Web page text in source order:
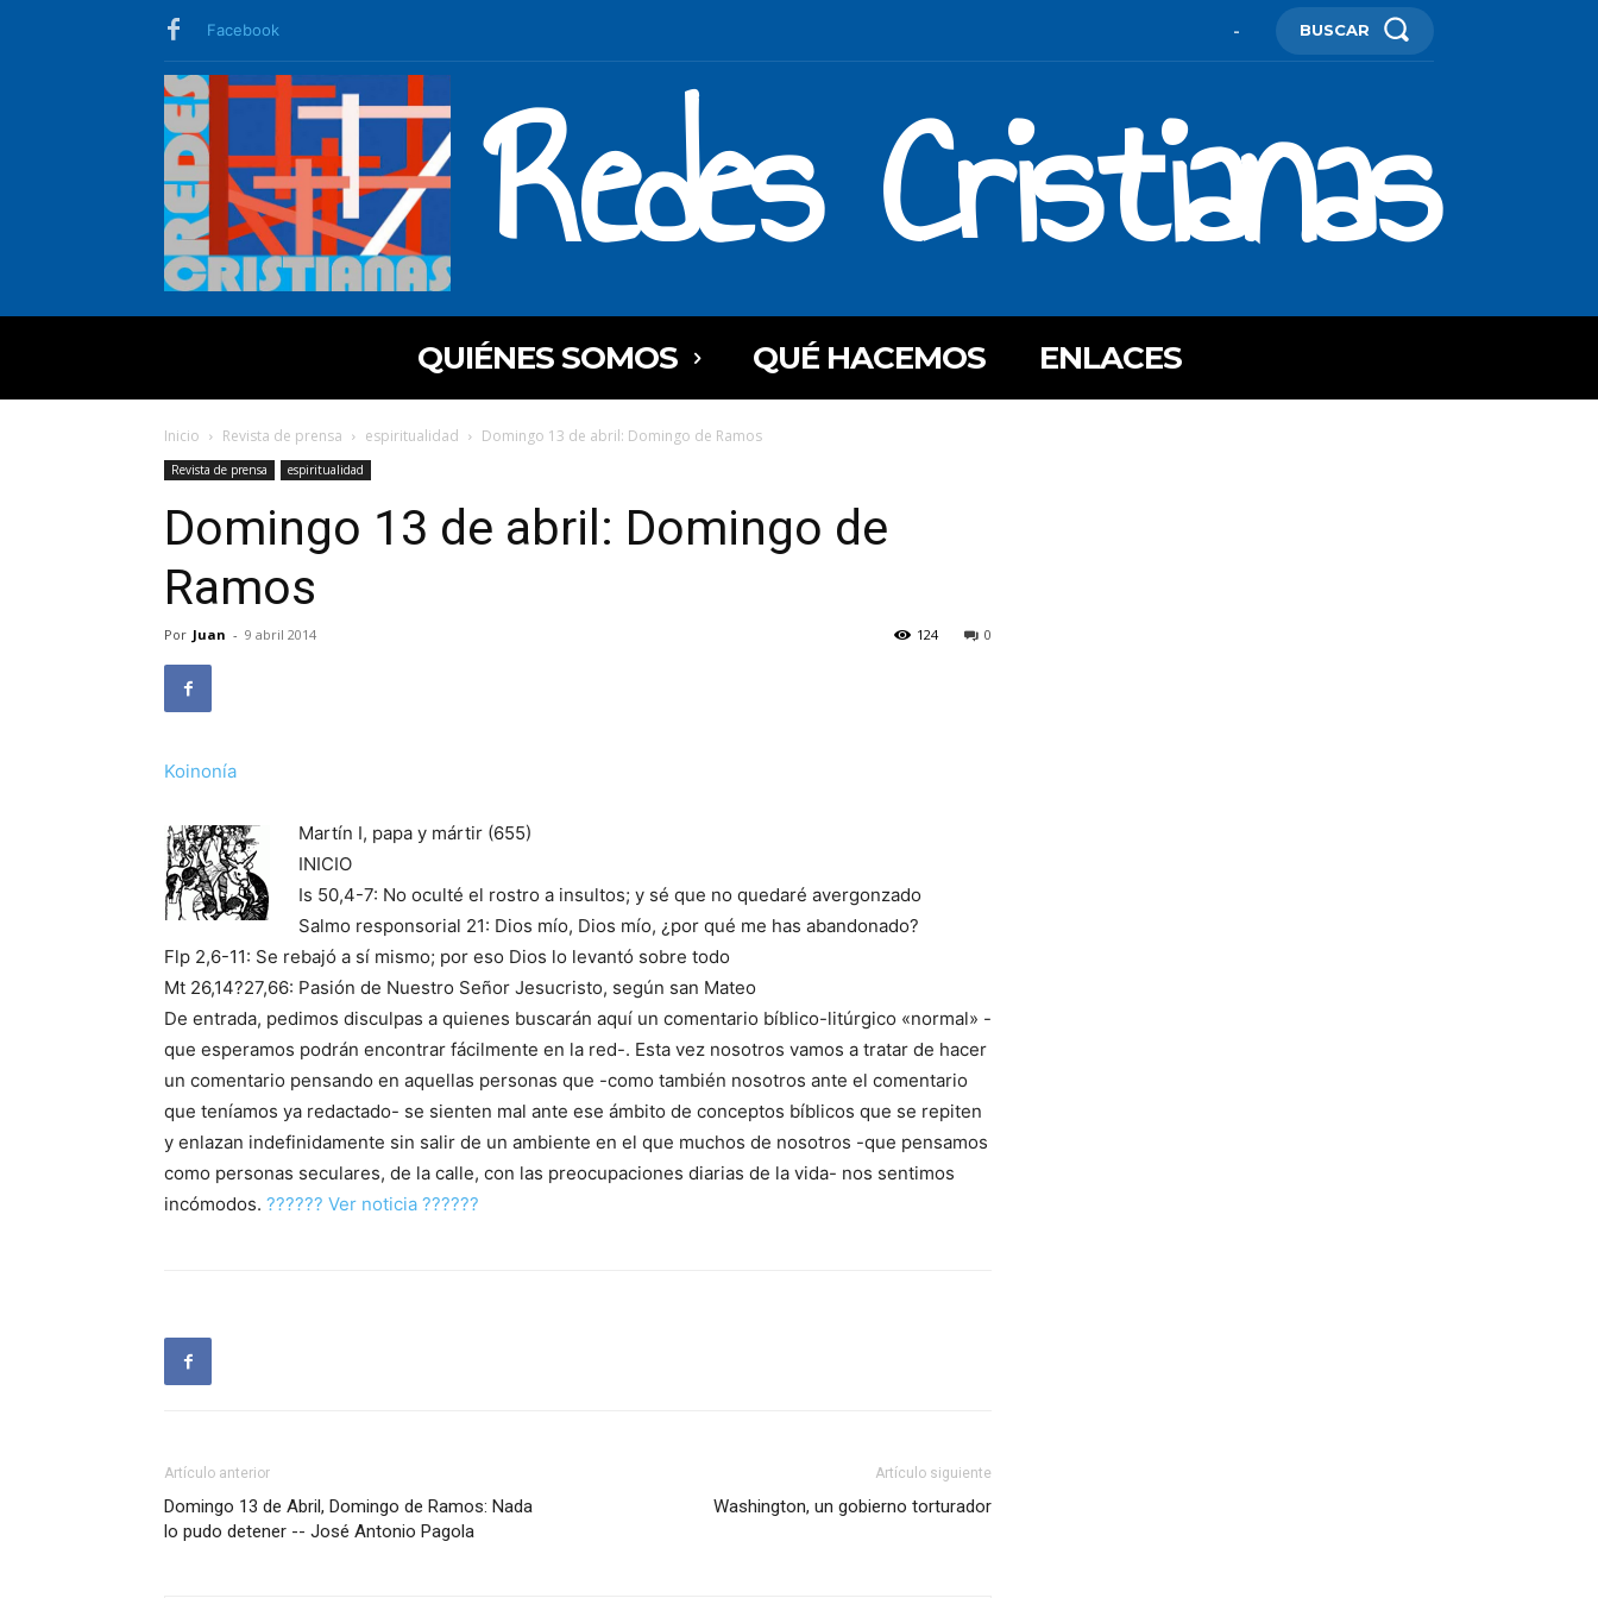
Facebook - BUSCAR
Redes Cristianas
QUIÉNES SOMOS QUÉ HACEMOS ENLACES
Inicio Revista de prensa espiritualidad Domingo 13 de abril: Domingo de Ramos
Revista de prensa espiritualidad
Domingo 13 de abril: Domingo de
Ramos
Por Juan - 9 abril 2014 0
124
Koinonía
Martín I, papa y mártir (655)
INICIO
Is 50,4-7: No oculté el rostro a insultos; y sé que no quedaré avergonzado
Salmo responsorial 21: Dios mío, Dios mío, ¿por qué me has abandonado?
Flp 2,6-11: Se rebajó a sí mismo; por eso Dios lo levantó sobre todo
Mt 26,14?27,66: Pasión de Nuestro Señor Jesucristo, según san Mateo
De entrada, pedimos disculpas a quienes buscarán aquí un comentario bíblico-litúrgico «normal» -
que esperamos podrán encontrar fácilmente en la red-. Esta vez nosotros vamos a tratar de hacer
un comentario pensando en aquellas personas que -como también nosotros ante el comentario
que teníamos ya redactado- se sienten mal ante ese ámbito de conceptos bíblicos que se repiten
y enlazan indefinidamente sin salir de un ambiente en el que muchos de nosotros -que pensamos
como personas seculares, de la calle, con las preocupaciones diarias de la vida- nos sentimos
incómodos. ?????? Ver noticia ??????
Artículo anterior
Domingo 13 de Abril, Domingo de Ramos: Nada
lo pudo detener -- José Antonio Pagola
Artículo siguiente
Washington, un gobierno torturador